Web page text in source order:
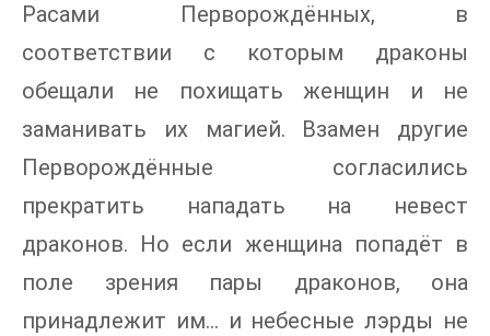
Расами Перворождённых, в
соответствии с которым драконы
обещали не похищать женщин и не
заманивать их магией. Взамен другие
Перворождённые согласились
прекратить нападать на невест
драконов. Но если женщина попадёт в
поле зрения пары драконов, она
принадлежит им... и небесные лэрды не